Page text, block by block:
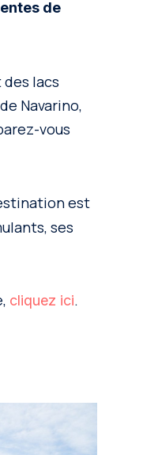
de
lacs
Navarino,
vous
est
ses
cliquez ici.